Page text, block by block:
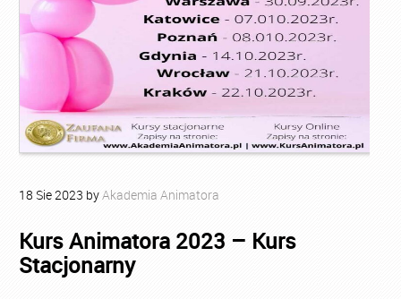
18 Sie2023 byAkademia Animatora
Kurs Animatora 2023 – Kurs
Stacjonarny